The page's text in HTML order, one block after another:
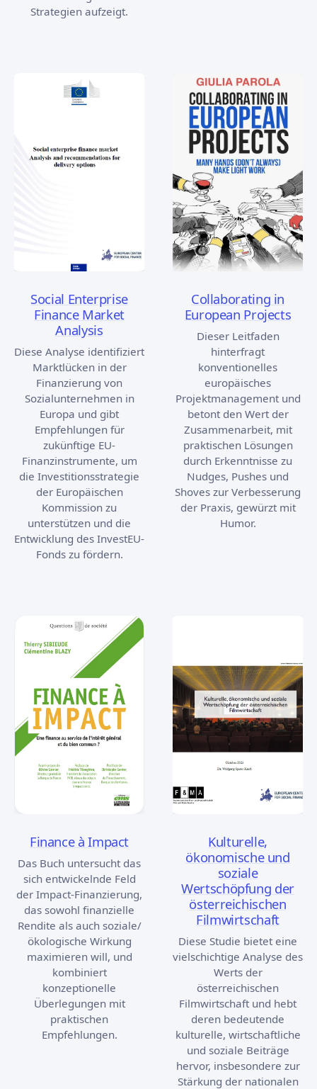
Strategien aufzeigt.
Social Enterprise
Finance Market
Analysis
Diese Analyse identifiziert
Marktlücken in der
Finanzierung von
Sozialunternehmen in
Europa und gibt
Empfehlungen für
zukünftige EU-
Finanzinstrumente, um
die Investitionsstrategie
der Europäischen
Kommission zu
unterstützen und die
Entwicklung des InvestEU-
Fonds zu fördern.
Collaborating in
European Projects
Dieser Leitfaden
hinterfragt
konventionelles
europäisches
Projektmanagement und
betont den Wert der
Zusammenarbeit, mit
praktischen Lösungen
durch Erkenntnisse zu
Nudges, Pushes und
Shoves zur Verbesserung
der Praxis, gewürzt mit
Humor.
Finance à Impact
Das Buch untersucht das
sich entwickelnde Feld
der Impact-Finanzierung,
das sowohl finanzielle
Rendite als auch soziale/
ökologische Wirkung
maximieren will, und
kombiniert
konzeptionelle
Überlegungen mit
praktischen
Empfehlungen.
Kulturelle,
ökonomische und
soziale
Wertschöpfung der
österreichischen
Filmwirtschaft
Diese Studie bietet eine
vielschichtige Analyse des
Werts der
österreichischen
Filmwirtschaft und hebt
deren bedeutende
kulturelle, wirtschaftliche
und soziale Beiträge
hervor, insbesondere zur
Stärkung der nationalen